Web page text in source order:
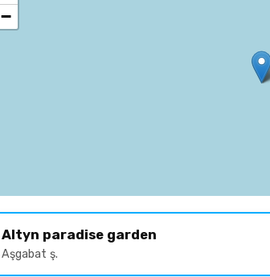
−
Altyn paradise garden
Aşgabat ş.